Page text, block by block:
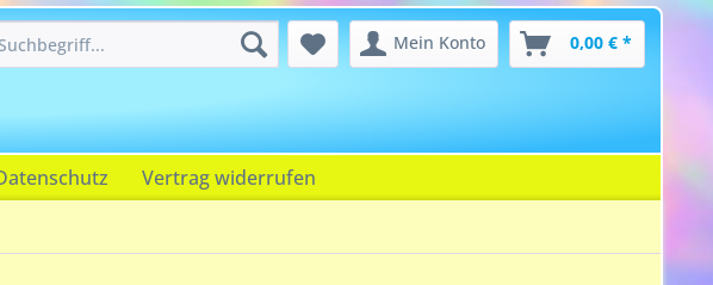
Mein Konto 0,00 € *
Vertrag widerrufen